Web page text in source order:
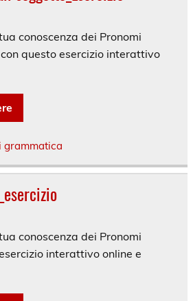
conoscenza dei Pronomi
questo esercizio interattivo
grammatica
conoscenza dei Pronomi
interattivo online e